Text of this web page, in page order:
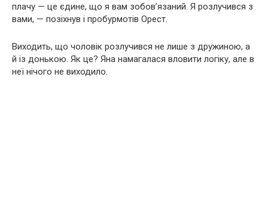
плачу — це єдине, що я вам зобов’язаний. Я розлучився з
вами, — позіхнув і пробурмотів Орест.
Виходить, що чоловік розлучився не лише з дружиною, а
й із донькою. Як це? Яна намагалася вловити логіку, але в
неї нічого не виходило.